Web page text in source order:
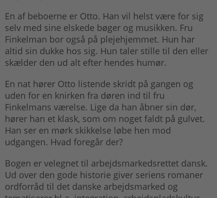
En af beboerne er Otto. Han vil helst være for sig
selv med sine elskede bøger og musikken. Fru
Finkelman bor også på plejehjemmet. Hun har
altid sin dukke hos sig. Hun taler stille til den eller
skælder den ud alt efter hendes humør.
En nat hører Otto listende skridt på gangen og
uden for en knirken fra døren ind til fru
Finkelmans værelse. Lige da han åbner sin dør,
hører han et klask, som om noget faldt på gulvet.
Han ser en mørk skikkelse løbe hen mod
udgangen. Hvad foregår der?
Bogen er velegnet til arbejdsmarkedsrettet dansk.
Ud over den gode historie giver seriens romaner
ordforråd til det danske arbejdsmarked og